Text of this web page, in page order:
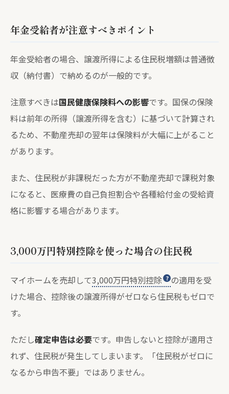
年金受給者が注意すべきポイント
年金受給者の場合、譲渡所得による住民税増額は普通徴
収（納付書）で納めるのが一般的です。
注意すべきは国民健康保険料への影響です。国保の保険
料は前年の所得（譲渡所得を含む）に基づいて計算され
るため、不動産売却の翌年は保険料が大幅に上がること
があります。
また、住民税が非課税だった方が不動産売却で課税対象
になると、医療費の自己負担割合や各種給付金の受給資
格に影響する場合があります。
3,000万円特別控除を使った場合の住民税
マイホームを売却して3,000万円特別控除
の適用を受
けた場合、控除後の譲渡所得がゼロなら住民税もゼロで
す。
ただし確定申告は必要です。申告しないと控除が適用さ
れず、住民税が発生してしまいます。「住民税がゼロに
なるから申告不要」ではありません。